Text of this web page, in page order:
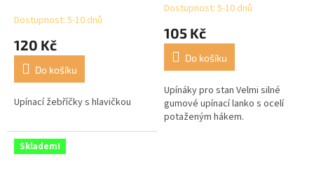
Dostupnost: 5-10 dnů
120 Kč
Do košíku
Upínací žebříčky s hlavičkou
Průměrné
produktu
5,0
5
hvězdiček.
Dostupnost: 5-10 dnů
105 Kč
Do košíku
Upínáky pro stan Velmi silné
gumové upínací lanko s ocelí
potaženým hákem.
Skladem!